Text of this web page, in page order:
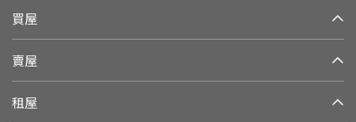
買屋
賣屋
租屋